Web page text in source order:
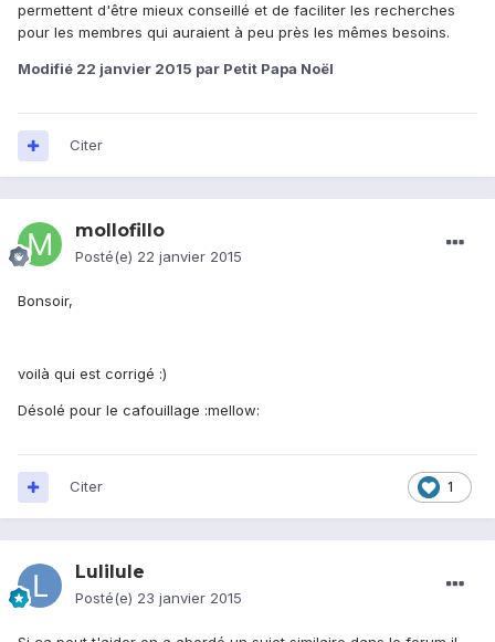
permettent d'être mieux conseillé et de faciliter les recherches
pour les membres qui auraient à peu près les mêmes besoins.
Modifié 22 janvier 2015 par Petit Papa Noël
Citer
mollofillo
Posté(e) 22 janvier 2015
Bonsoir,
voilà qui est corrigé :)
Désolé pour le cafouillage :mellow:
1
Citer
Lulilule
Posté(e) 23 janvier 2015